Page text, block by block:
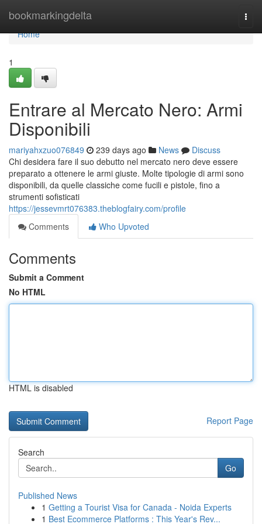
bookmarkingdelta
Home
Home
1
Entrare al Mercato Nero: Armi
Disponibili
mariyahxzuo076849 239 days ago News
Discuss
Chi desidera fare il suo debutto nel mercato nero deve essere
preparato a ottenere le armi giuste. Molte tipologie di armi sono
disponibili, da quelle classiche come fucili e pistole, fino a
strumenti sofisticati
https://jessevmrt076383.theblogfairy.com/profile
Comments
Who Upvoted
Comments
Submit a Comment
No HTML
HTML is disabled
Report Page
Search
Go
Published News
1 Getting a Tourist Visa for Canada - Noida Experts
1 Best Ecommerce Platforms : This Year's Rev...